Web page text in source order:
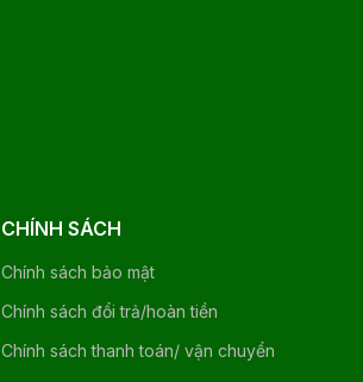
CHÍNH SÁCH
Chính sách bảo mật
Chính sách đổi trả/hoàn tiền
Chính sách thanh toán/ vận chuyển